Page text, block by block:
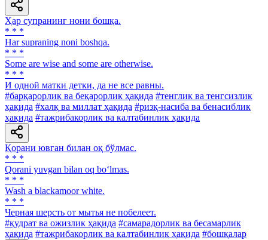
Ҳар супранинг нони бошқа.
* * *
Har supraning noni boshqa.
* * *
Some are wise and some are otherwise.
* * *
И одной матки детки, да не все равны.
#барқарорлик ва беқарорлик ҳақида #тенглик ва тенгсизлик
ҳақида #халқ ва миллат ҳақида #ризқ-насиба ва бенасиблик
ҳақида #тажрибакорлик ва калтабинлик ҳақида
Қорани ювган билан оқ бўлмас.
* * *
Qorani yuvgan bilan oq bo‘lmas.
* * *
Wash a blackamoor white.
* * *
Черная шерсть от мытья не побелеет.
#қудрат ва ожизлик ҳақида #самарадорлик ва бесамарлик
ҳақида #тажрибакорлик ва калтабинлик ҳақида #бошқалар